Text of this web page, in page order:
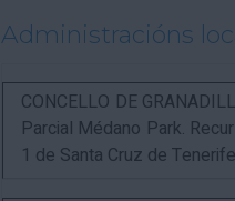
Administracións
CONCELLO DE
Parcial Médano Park.
1 de Santa Cruz de